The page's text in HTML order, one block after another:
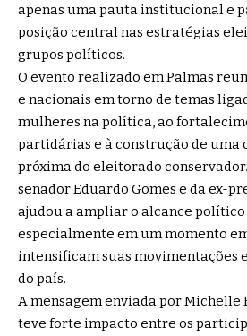
apenas uma pauta institucional e
posição central nas estratégias
grupos políticos.
O evento realizado em Palmas
e nacionais em torno de temas
mulheres na política, ao
partidárias e à construção de uma
próxima do eleitorado
senador Eduardo Gomes e da ex-
ajudou a ampliar o alcance político
especialmente em um momento
intensificam suas movimentações
do país.
A mensagem enviada por Michelle
teve forte impacto entre os